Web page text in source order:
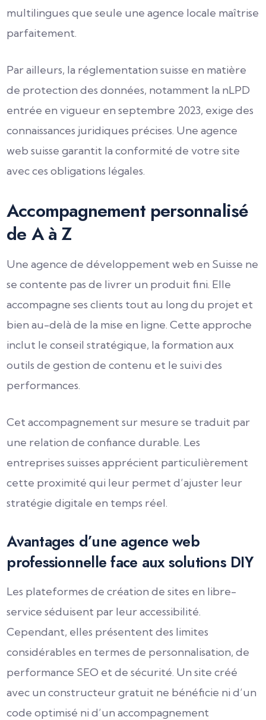
multilingues que seule une agence locale maîtrise
parfaitement.
Par ailleurs, la réglementation suisse en matière
de protection des données, notamment la nLPD
entrée en vigueur en septembre 2023, exige des
connaissances juridiques précises. Une agence
web suisse garantit la conformité de votre site
avec ces obligations légales.
Accompagnement personnalisé
de A à Z
Une agence de développement web en Suisse ne
se contente pas de livrer un produit fini. Elle
accompagne ses clients tout au long du projet et
bien au-delà de la mise en ligne. Cette approche
inclut le conseil stratégique, la formation aux
outils de gestion de contenu et le suivi des
performances.
Cet accompagnement sur mesure se traduit par
une relation de confiance durable. Les
entreprises suisses apprécient particulièrement
cette proximité qui leur permet d’ajuster leur
stratégie digitale en temps réel.
Avantages d’une agence web
professionnelle face aux solutions DIY
Les plateformes de création de sites en libre-
service séduisent par leur accessibilité.
Cependant, elles présentent des limites
considérables en termes de personnalisation, de
performance SEO et de sécurité. Un site créé
avec un constructeur gratuit ne bénéficie ni d’un
code optimisé ni d’un accompagnement